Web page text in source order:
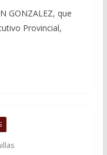
GONZALEZ, que
Provincial,